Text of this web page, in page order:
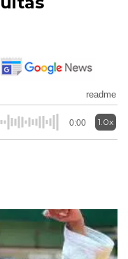
readme
0:00 1.0x